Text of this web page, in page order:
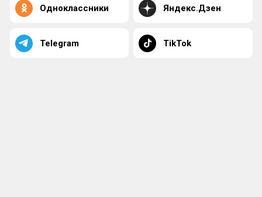
Одноклассники Яндекс.Дзен
Telegram TikTok